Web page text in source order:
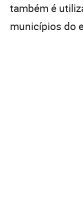
também é
municípios do